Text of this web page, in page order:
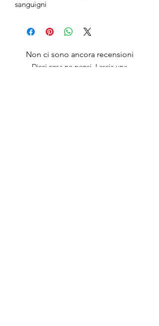
sanguigni
Non ci sono ancora recensioni
Dicci cosa ne pensi. Lascia una